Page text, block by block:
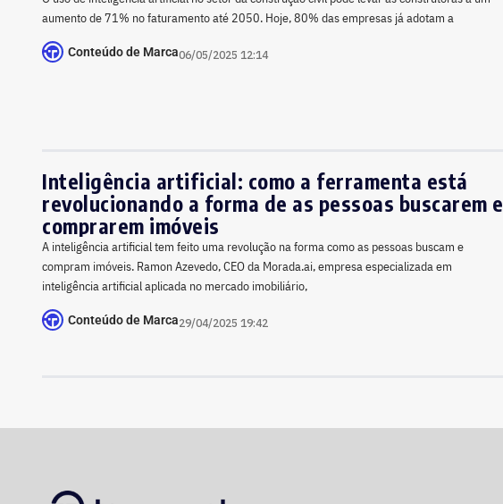
aumento de 71% no faturamento até 2050. Hoje, 80% das empresas já adotam a
Conteúdo de Marca06/05/2025 12:14
Inteligência artificial: como a ferramenta está
revolucionando a forma de as pessoas buscarem e
comprarem imóveis
A inteligência artificial tem feito uma revolução na forma como as pessoas buscam e
compram imóveis. Ramon Azevedo, CEO da Morada.ai, empresa especializada em
inteligência artificial aplicada no mercado imobiliário,
Conteúdo de Marca29/04/2025 19:42